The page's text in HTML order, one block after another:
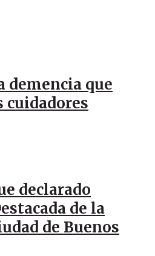
demencia que
cuidadores
declarado
de la
de Buenos